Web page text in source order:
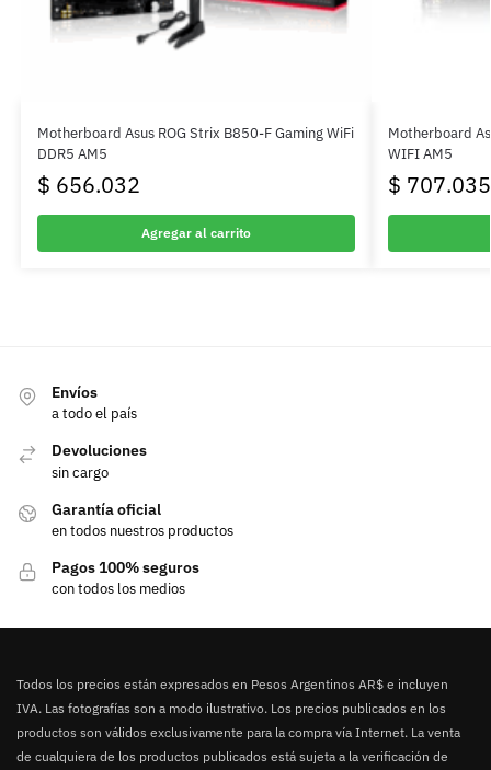
Motherboard Asus ROG Strix B850-F Gaming WiFi
DDR5 AM5
$ 656.032
Agregar al carrito
Motherboard
WIFI AM5
$ 707.035
Envíos
a todo el país
Devoluciones
sin cargo
Garantía oficial
en todos nuestros productos
Pagos 100% seguros
con todos los medios
Todos los precios están expresados en Pesos Argentinos AR$ e incluyen
IVA. Las fotografías son a modo ilustrativo. Los precios publicados en los
productos son válidos exclusivamente para la compra vía Internet. La venta
de cualquiera de los productos publicados está sujeta a la verificación de